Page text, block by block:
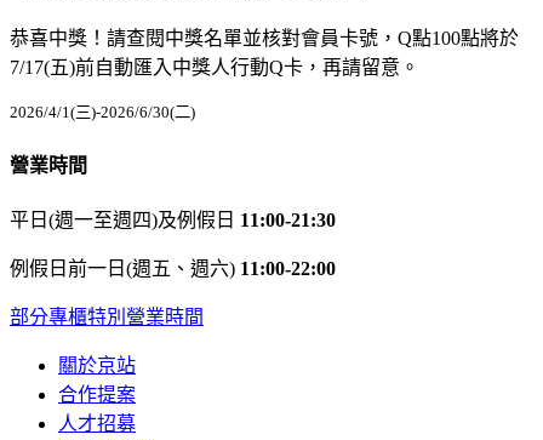
恭喜中獎！請查閱中獎名單並核對會員卡號，Q點100點將於
7/17(五)前自動匯入中獎人行動Q卡，再請留意。
2026/4/1(三)-2026/6/30(二)
營業時間
平日(週一至週四)及例假日 11:00-21:30
例假日前一日(週五、週六) 11:00-22:00
部分專櫃特別營業時間
關於京站
合作提案
人才招募